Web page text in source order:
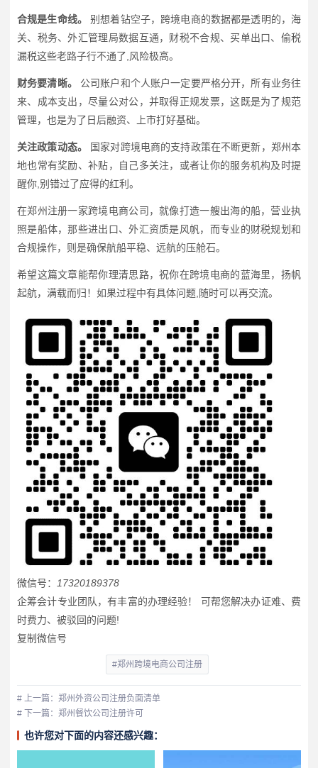
合规是生命线。
别想着钻空子，跨境电商的数据都是透明的，海
关、税务、外汇管理局数据互通，财税不合规、买单出口、偷税
漏税这些老路子行不通了,风险极高。
财务要清晰。
公司账户和个人账户一定要严格分开，所有业务往
来、成本支出，尽量公对公，并取得正规发票，这既是为了规范
管理，也是为了日后融资、上市打好基础。
关注政策动态。
国家对跨境电商的支持政策在不断更新，郑州本
地也常有奖励、补贴，自己多关注，或者让你的服务机构及时提
醒你,别错过了应得的红利。
在郑州注册一家跨境电商公司，就像打造一艘出海的船，营业执
照是船体，那些进出口、外汇资质是风帆，而专业的财税规划和
合规操作，则是确保航船平稳、远航的压舱石。
希望这篇文章能帮你理清思路，祝你在跨境电商的蓝海里，扬帆
起航，满载而归！如果过程中有具体问题,随时可以再交流。
微信号：
17320189378
企筹会计专业团队，有丰富的办理经验！ 可帮您解决办证难、费
时费力、被驳回的问题!
复制微信号
#郑州跨境电商公司注册
# 上一篇：郑州外资公司注册负面清单
# 下一篇：郑州餐饮公司注册许可
也许您对下面的内容还感兴趣：